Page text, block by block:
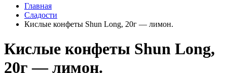
Главная
Сладости
Кислые конфеты Shun Long, 20г — лимон.
Кислые конфеты Shun Long,
20г — лимон.